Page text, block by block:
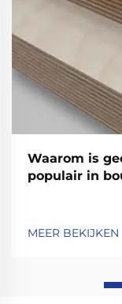
Waarom is
populair in
MEER BEKIJKEN